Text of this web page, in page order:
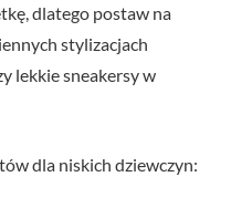
dlatego postaw na
stylizacjach
lekkie sneakersy w
dla niskich dziewczyn: